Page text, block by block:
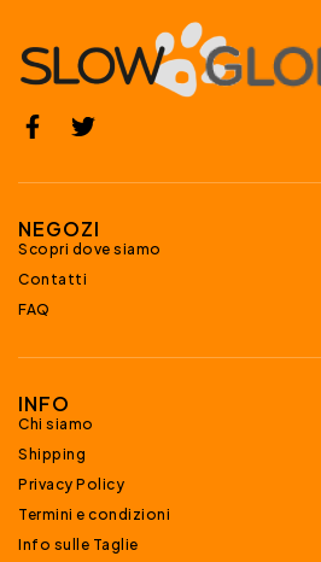
NEGOZI
Scopri dove siamo
Contatti
FAQ
INFO
Chi siamo
Shipping
Privacy Policy
Termini e condizioni
Info sulle Taglie